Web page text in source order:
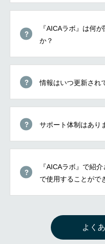
『AICAラボ』は何
か？
情報はいつ更新され
サポート体制はあり
『AICAラボ』で紹
で使用することがで
よく